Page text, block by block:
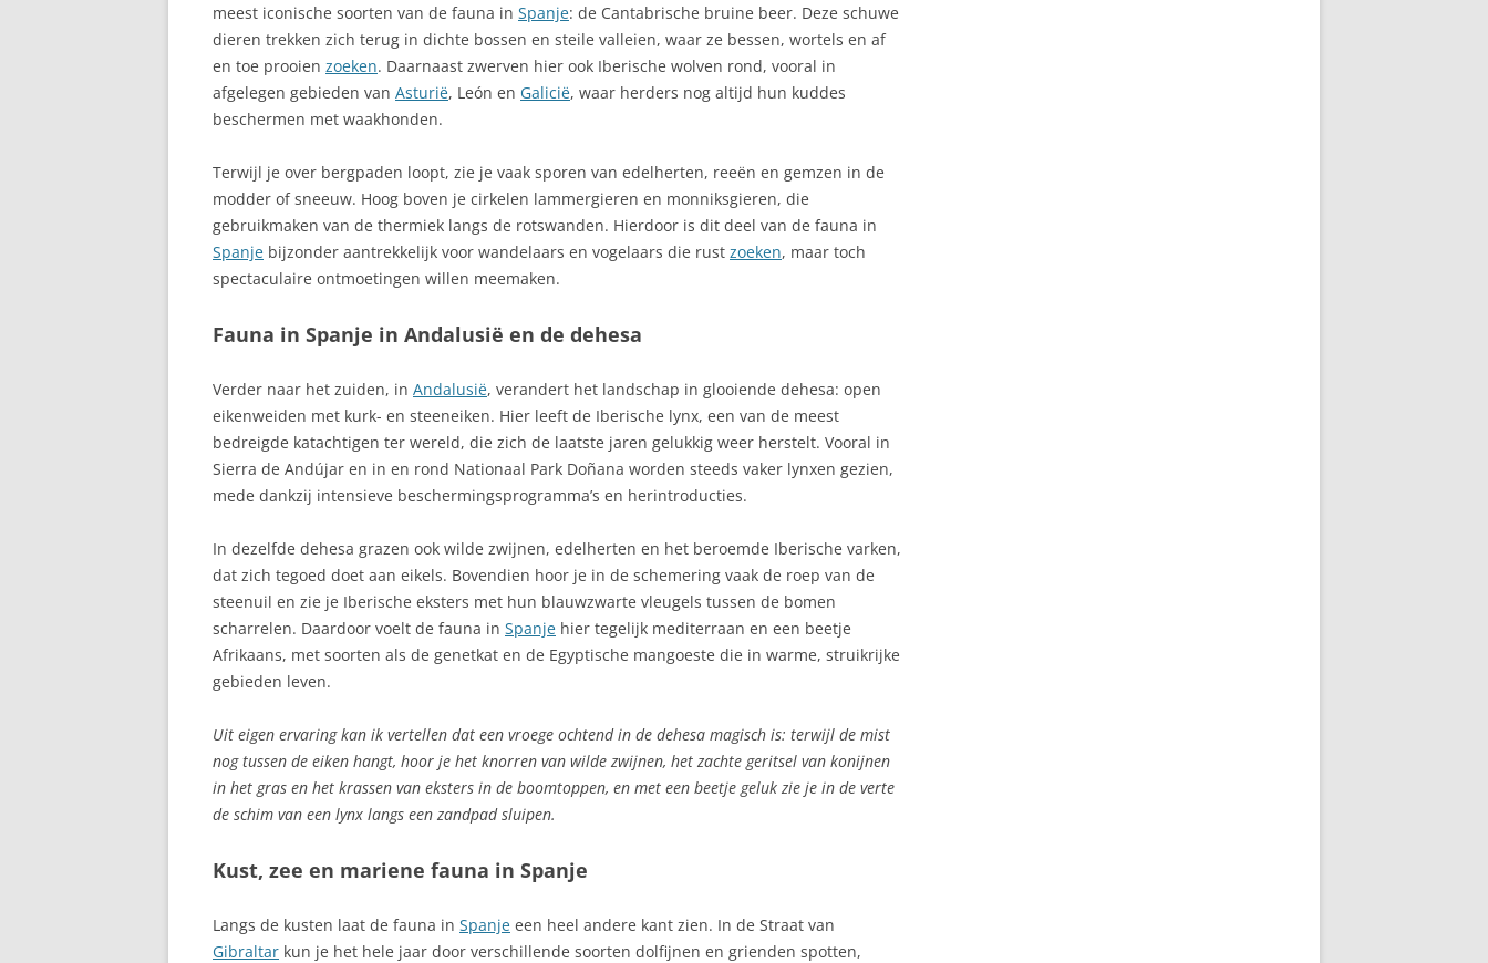
ANDALUSIË, AUTONOME REGIO IN
SPANJE
ANDALUSIË – MEERDAAGSE
RONDRIT
ANTEQUERA
ANTIGUA
ARAFO
ARAGON
ARESTUI
ARONA
ASTURIË, AUTONOME
GEMEENSCHAP
ATALAYITA
AUTOROUTES COSTA DEL SOL
BAEZA, ANDALUSIË
BASKENLAND
EEN GENIE
SINTERKLAAS
COSTA BLANCA, COSTA DEL SOL,
EEN RONDRIT
DELFSTOFFEN IN SPANJE VOOR
REIZIGERS
CATALAANSE HAZELNOTEN
DOUANE
DRONES IN SPANJE: WETGEVING
EN TOERISTISCH GEBRUIK
ECONOMIE
ELS ENFARINATS, FESTIVAL IN IBI
EMIGREREN NAAR SPANJE
FAUNA IN SPANJE
FEESTDAGEN SPANJE IN ALLE
GIDS
FLAMENGO
INKTVIS (CHIPIRONES) OP
SPAANSE WIJZE
SHERRYSAUS
KIP IN KNOFLOOKSAUS
OLIJVEN, GEKRUIDE WARME
PAELLA 2
GEITENKAAS
PAPRIKATAARTJE MET EEN
MOUSSE VAN BLOEMKOOL
PILAV MET VARKENSVLEES EN
RIJST UIT VALENCIA
SAFFRAANRISOTTO MET
BASKENLAND
meest iconische soorten van de fauna in Spanje: de Cantabrische bruine beer. Deze schuwe
dieren trekken zich terug in dichte bossen en steile valleien, waar ze bessen, wortels en af
en toe prooien zoeken. Daarnaast zwerven hier ook Iberische wolven rond, vooral in
afgelegen gebieden van Asturië, León en Galicië, waar herders nog altijd hun kuddes
beschermen met waakhonden.
Terwijl je over bergpaden loopt, zie je vaak sporen van edelherten, reeën en gemzen in de
modder of sneeuw. Hoog boven je cirkelen lammergieren en monniksgieren, die
gebruikmaken van de thermiek langs de rotswanden. Hierdoor is dit deel van de fauna in
Spanje bijzonder aantrekkelijk voor wandelaars en vogelaars die rust zoeken, maar toch
spectaculaire ontmoetingen willen meemaken.
Fauna in Spanje in Andalusië en de dehesa
Verder naar het zuiden, in Andalusië, verandert het landschap in glooiende dehesa: open
eikenweiden met kurk- en steeneiken. Hier leeft de Iberische lynx, een van de meest
bedreigde katachtigen ter wereld, die zich de laatste jaren gelukkig weer herstelt. Vooral in
Sierra de Andújar en in en rond Nationaal Park Doñana worden steeds vaker lynxen gezien,
mede dankzij intensieve beschermingsprogramma’s en herintroducties.
In dezelfde dehesa grazen ook wilde zwijnen, edelherten en het beroemde Iberische varken,
dat zich tegoed doet aan eikels. Bovendien hoor je in de schemering vaak de roep van de
steenuil en zie je Iberische eksters met hun blauwzwarte vleugels tussen de bomen
scharrelen. Daardoor voelt de fauna in Spanje hier tegelijk mediterraan en een beetje
Afrikaans, met soorten als de genetkat en de Egyptische mangoeste die in warme, struikrijke
gebieden leven.
Uit eigen ervaring kan ik vertellen dat een vroege ochtend in de dehesa magisch is: terwijl de mist
nog tussen de eiken hangt, hoor je het knorren van wilde zwijnen, het zachte geritsel van konijnen
in het gras en het krassen van eksters in de boomtoppen, en met een beetje geluk zie je in de verte
de schim van een lynx langs een zandpad sluipen.
Kust, zee en mariene fauna in Spanje
Langs de kusten laat de fauna in Spanje een heel andere kant zien. In de Straat van
Gibraltar kun je het hele jaar door verschillende soorten dolfijnen en grienden spotten,